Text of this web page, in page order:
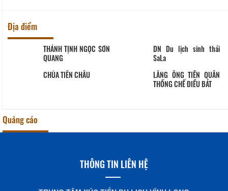
Địa điểm
THÁNH TỊNH NGỌC SƠN
QUANG
DN Du lịch sinh thái
SaLa
CHÙA TIÊN CHÂU
LĂNG ÔNG TIỀN QUÂN
THỐNG CHẾ ĐIỀU BÁT
Quảng cáo
THÔNG TIN LIÊN HỆ